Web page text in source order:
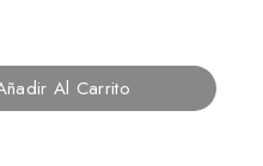
Al Carrito